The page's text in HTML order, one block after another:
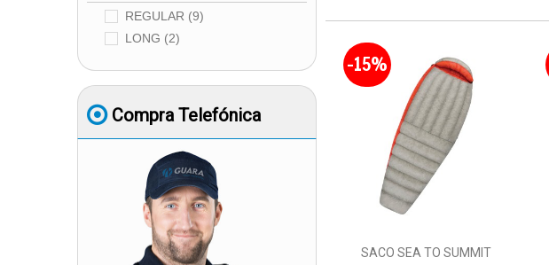
REGULAR (9)
LONG (2)
Compra Telefónica
-15%
SACO SEA TO SUMMIT